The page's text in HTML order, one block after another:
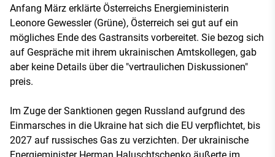
Anfang März erklärte Österreichs Energieministerin
Leonore Gewessler (Grüne), Österreich sei gut auf ein
mögliches Ende des Gastransits vorbereitet. Sie bezog sich
auf Gespräche mit ihrem ukrainischen Amtskollegen, gab
aber keine Details über die "vertraulichen Diskussionen"
preis.
Im Zuge der Sanktionen gegen Russland aufgrund des
Einmarsches in die Ukraine hat sich die EU verpflichtet, bis
2027 auf russisches Gas zu verzichten. Der ukrainische
Energieminister Herman Haluschtschenko äußerte im